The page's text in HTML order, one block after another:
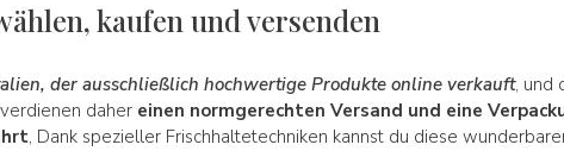
kaufen und versenden
der ausschließlich hochwertige Produkte online verkauft, und
daher einen normgerechten Versand und eine
, Dank spezieller Frischhaltetechniken kannst du diese